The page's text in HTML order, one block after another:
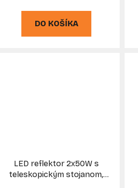
DO KOŠÍKA
LED reflektor 2x50W s
teleskopickým stojanom,